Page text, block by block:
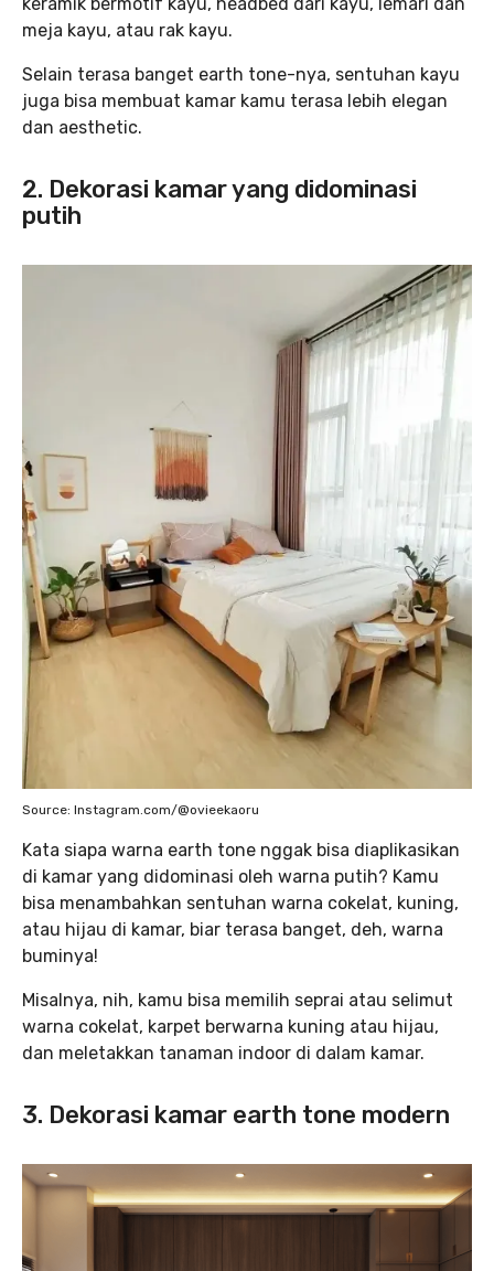
meja kayu, atau rak kayu.
Selain terasa banget earth tone-nya, sentuhan kayu
juga bisa membuat kamar kamu terasa lebih elegan
dan aesthetic.
2. Dekorasi kamar yang didominasi
putih
Source: Instagram.com/@ovieekaoru
Kata siapa warna earth tone nggak bisa diaplikasikan
di kamar yang didominasi oleh warna putih? Kamu
bisa menambahkan sentuhan warna cokelat, kuning,
atau hijau di kamar, biar terasa banget, deh, warna
buminya!
Misalnya, nih, kamu bisa memilih seprai atau selimut
warna cokelat, karpet berwarna kuning atau hijau,
dan meletakkan tanaman indoor di dalam kamar.
3. Dekorasi kamar earth tone modern